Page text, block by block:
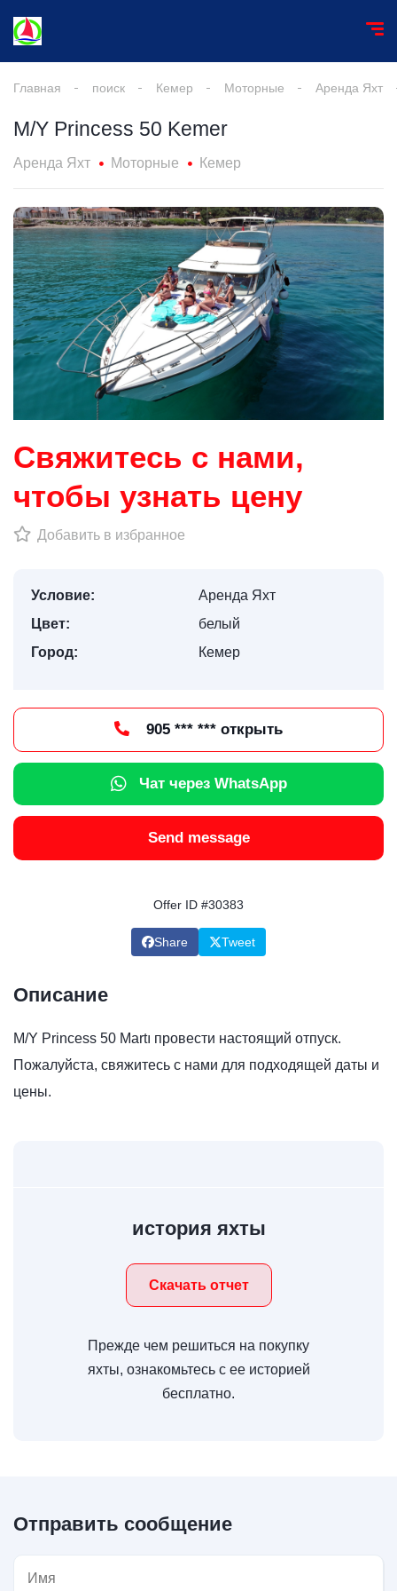
Главная поиск Кемер Моторные Аренда Яхт
M/Y Princess 50 Kemer
Аренда Яхт Моторные Кемер
Свяжитесь с нами,
чтобы узнать цену
Добавить в избранное
Условие:
Аренда Яхт
Цвет:
белый
Город:
Кемер
905 *** *** открыть
Чат через WhatsApp
Send message
Offer ID #30383
Share Tweet
Описание
M/Y Princess 50 Martı провести настоящий отпуск.
Пожалуйста, свяжитесь с нами для подходящей даты и
цены.
история яхты
Скачать отчет
Прежде чем решиться на покупку
яхты, ознакомьтесь с ее историей
бесплатно.
Отправить сообщение